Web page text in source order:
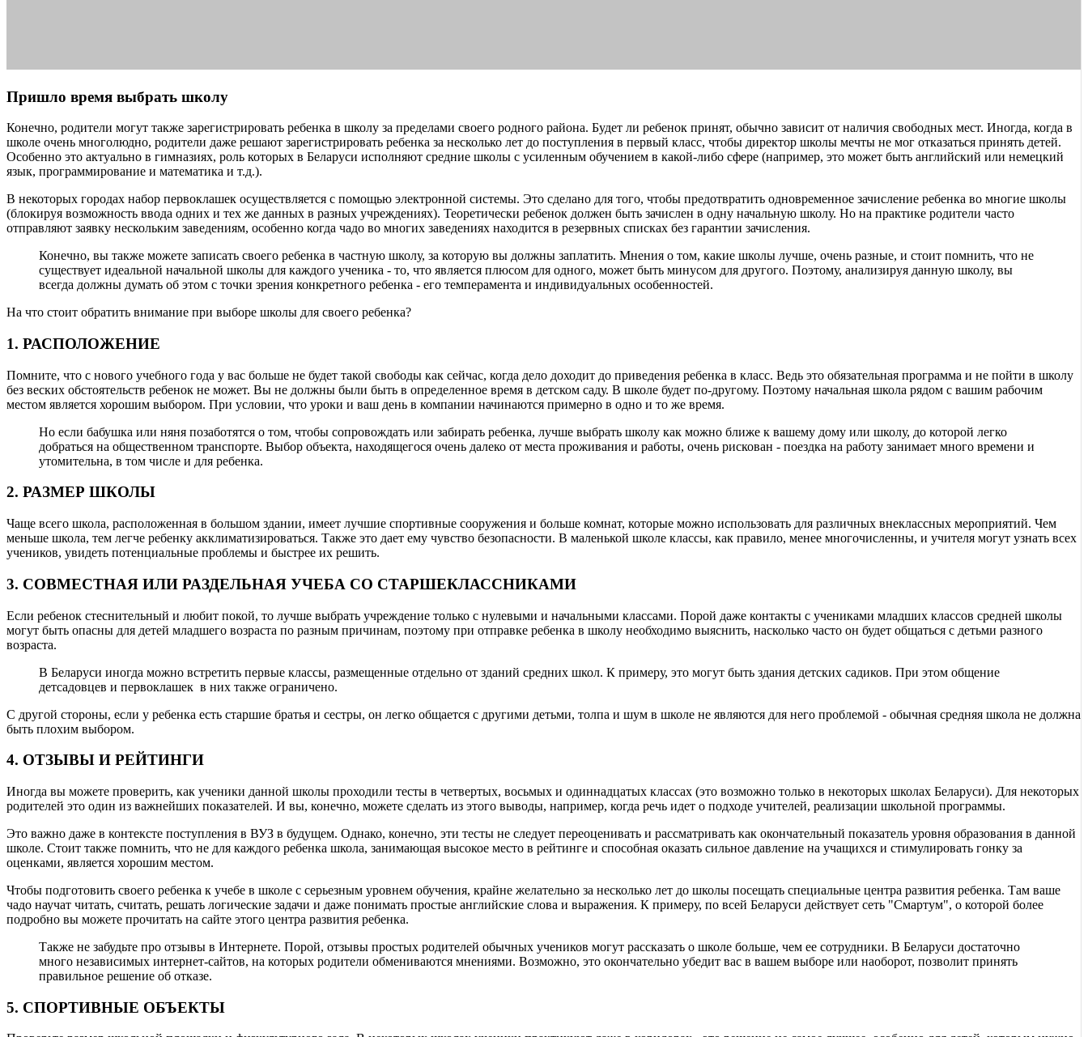
Пришло время выбрать школу
Конечно, родители могут также зарегистрировать ребенка в школу за пределами своего родного района. Будет ли ребенок принят, обычно зависит от наличия свободных мест. Иногда, когда в
школе очень многолюдно, родители даже решают зарегистрировать ребенка за несколько лет до поступления в первый класс, чтобы директор школы мечты не мог отказаться принять детей.
Особенно это актуально в гимназиях, роль которых в Беларуси исполняют средние школы с усиленным обучением в какой-либо сфере (например, это может быть английский или немецкий
язык, программирование и математика и т.д.).
В некоторых городах набор первоклашек осуществляется с помощью электронной системы. Это сделано для того, чтобы предотвратить одновременное зачисление ребенка во многие школы
(блокируя возможность ввода одних и тех же данных в разных учреждениях). Теоретически ребенок должен быть зачислен в одну начальную школу. Но на практике родители часто
отправляют заявку нескольким заведениям, особенно когда чадо во многих заведениях находится в резервных списках без гарантии зачисления.
Конечно, вы также можете записать своего ребенка в частную школу, за которую вы должны заплатить. Мнения о том, какие школы лучше, очень разные, и стоит помнить, что не
существует идеальной начальной школы для каждого ученика - то, что является плюсом для одного, может быть минусом для другого. Поэтому, анализируя данную школу, вы
всегда должны думать об этом с точки зрения конкретного ребенка - его темперамента и индивидуальных особенностей.
На что стоит обратить внимание при выборе школы для своего ребенка?
1. РАСПОЛОЖЕНИЕ
Помните, что с нового учебного года у вас больше не будет такой свободы как сейчас, когда дело доходит до приведения ребенка в класс. Ведь это обязательная программа и не пойти в школу
без веских обстоятельств ребенок не может. Вы не должны были быть в определенное время в детском саду. В школе будет по-другому. Поэтому начальная школа рядом с вашим рабочим
местом является хорошим выбором. При условии, что уроки и ваш день в компании начинаются примерно в одно и то же время.
Но если бабушка или няня позаботятся о том, чтобы сопровождать или забирать ребенка, лучше выбрать школу как можно ближе к вашему дому или школу, до которой легко
добраться на общественном транспорте. Выбор объекта, находящегося очень далеко от места проживания и работы, очень рискован - поездка на работу занимает много времени и
утомительна, в том числе и для ребенка.
2. РАЗМЕР ШКОЛЫ
Чаще всего школа, расположенная в большом здании, имеет лучшие спортивные сооружения и больше комнат, которые можно использовать для различных внеклассных мероприятий. Чем
меньше школа, тем легче ребенку акклиматизироваться. Также это дает ему чувство безопасности. В маленькой школе классы, как правило, менее многочисленны, и учителя могут узнать всех
учеников, увидеть потенциальные проблемы и быстрее их решить.
3. СОВМЕСТНАЯ ИЛИ РАЗДЕЛЬНАЯ УЧЕБА СО СТАРШЕКЛАССНИКАМИ
Если ребенок стеснительный и любит покой, то лучше выбрать учреждение только с нулевыми и начальными классами. Порой даже контакты с учениками младших классов средней школы
могут быть опасны для детей младшего возраста по разным причинам, поэтому при отправке ребенка в школу необходимо выяснить, насколько часто он будет общаться с детьми разного
возраста.
В Беларуси иногда можно встретить первые классы, размещенные отдельно от зданий средних школ. К примеру, это могут быть здания детских садиков. При этом общение
детсадовцев и первоклашек в них также ограничено.
С другой стороны, если у ребенка есть старшие братья и сестры, он легко общается с другими детьми, толпа и шум в школе не являются для него проблемой - обычная средняя школа не должна
быть плохим выбором.
4. ОТЗЫВЫ И РЕЙТИНГИ
Иногда вы можете проверить, как ученики данной школы проходили тесты в четвертых, восьмых и одиннадцатых классах (это возможно только в некоторых школах Беларуси). Для некоторых
родителей это один из важнейших показателей. И вы, конечно, можете сделать из этого выводы, например, когда речь идет о подходе учителей, реализации школьной программы.
Это важно даже в контексте поступления в ВУЗ в будущем. Однако, конечно, эти тесты не следует переоценивать и рассматривать как окончательный показатель уровня образования в данной
школе. Стоит также помнить, что не для каждого ребенка школа, занимающая высокое место в рейтинге и способная оказать сильное давление на учащихся и стимулировать гонку за
оценками, является хорошим местом.
Чтобы подготовить своего ребенка к учебе в школе с серьезным уровнем обучения, крайне желательно за несколько лет до школы посещать специальные центра развития ребенка. Там ваше
чадо научат читать, считать, решать логические задачи и даже понимать простые английские слова и выражения. К примеру, по всей Беларуси действует сеть "Смартум", о которой более
подробно вы можете прочитать на сайте этого центра развития ребенка.
Также не забудьте про отзывы в Интернете. Порой, отзывы простых родителей обычных учеников могут рассказать о школе больше, чем ее сотрудники. В Беларуси достаточно
много независимых интернет-сайтов, на которых родители обмениваются мнениями. Возможно, это окончательно убедит вас в вашем выборе или наоборот, позволит принять
правильное решение об отказе.
5. СПОРТИВНЫЕ ОБЪЕКТЫ